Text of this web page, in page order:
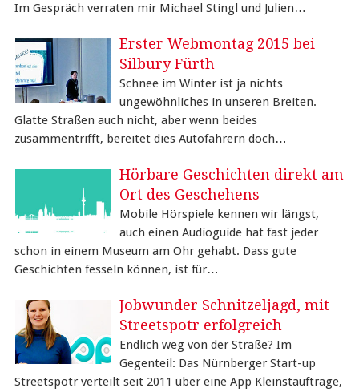
Im Gespräch verraten mir Michael Stingl und Julien…
Erster Webmontag 2015 bei
Silbury Fürth
Schnee im Winter ist ja nichts
ungewöhnliches in unseren Breiten.
Glatte Straßen auch nicht, aber wenn beides
zusammentrifft, bereitet dies Autofahrern doch…
Hörbare Geschichten direkt am
Ort des Geschehens
Mobile Hörspiele kennen wir längst,
auch einen Audioguide hat fast jeder
schon in einem Museum am Ohr gehabt. Dass gute
Geschichten fesseln können, ist für…
Jobwunder Schnitzeljagd, mit
Streetspotr erfolgreich
Endlich weg von der Straße? Im
Gegenteil: Das Nürnberger Start-up
Streetspotr verteilt seit 2011 über eine App Kleinstaufträge,